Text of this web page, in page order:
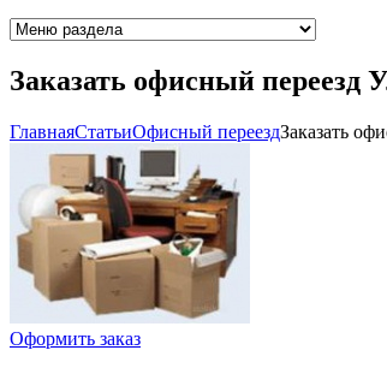
Заказать офисный переезд
ГлавнаяCтатьиОфисный переездЗаказать
Оформить заказ